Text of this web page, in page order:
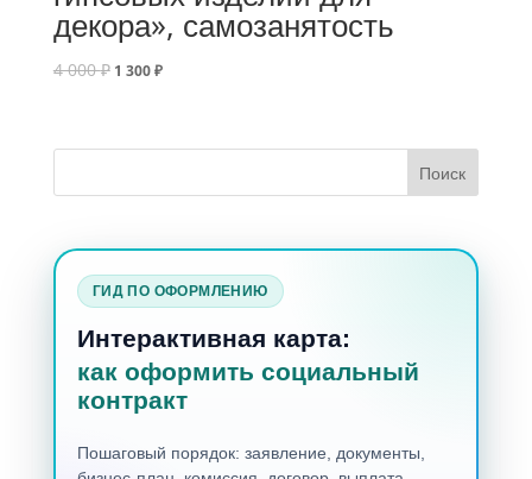
декора», самозанятость
4 000₽ 1 300₽
ГИД ПО ОФОРМЛЕНИЮ
Интерактивная карта:
как оформить социальный
контракт
Пошаговый порядок: заявление, документы,